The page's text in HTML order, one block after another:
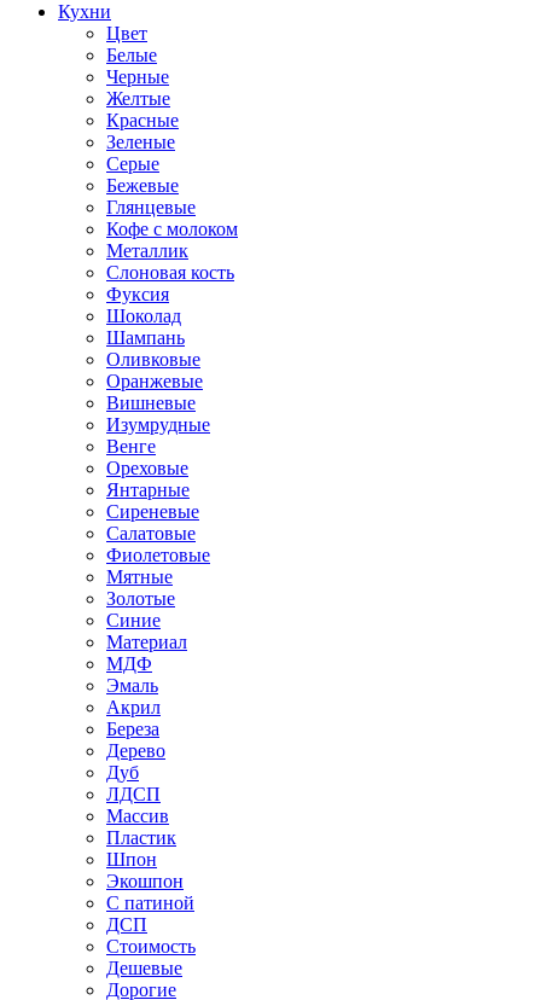
Кухни
Цвет
Белые
Черные
Желтые
Красные
Зеленые
Серые
Бежевые
Глянцевые
Кофе с молоком
Металлик
Слоновая кость
Фуксия
Шоколад
Шампань
Оливковые
Оранжевые
Вишневые
Изумрудные
Венге
Ореховые
Янтарные
Сиреневые
Салатовые
Фиолетовые
Мятные
Золотые
Синие
Материал
МДФ
Эмаль
Акрил
Береза
Дерево
Дуб
ЛДСП
Массив
Пластик
Шпон
Экошпон
С патиной
ДСП
Стоимость
Дешевые
Дорогие